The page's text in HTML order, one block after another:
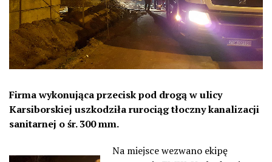
Firma wykonująca przecisk pod drogą w ulicy
Karsiborskiej uszkodziła rurociąg tłoczny kanalizacji
sanitarnej o śr. 300 mm.
Na miejsce wezwano ekipę